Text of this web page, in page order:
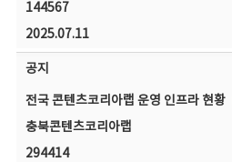
144567
2025.07.11
공지
전국 콘텐츠코리아랩 운영 인프라 현황
충북콘텐츠코리아랩
294414